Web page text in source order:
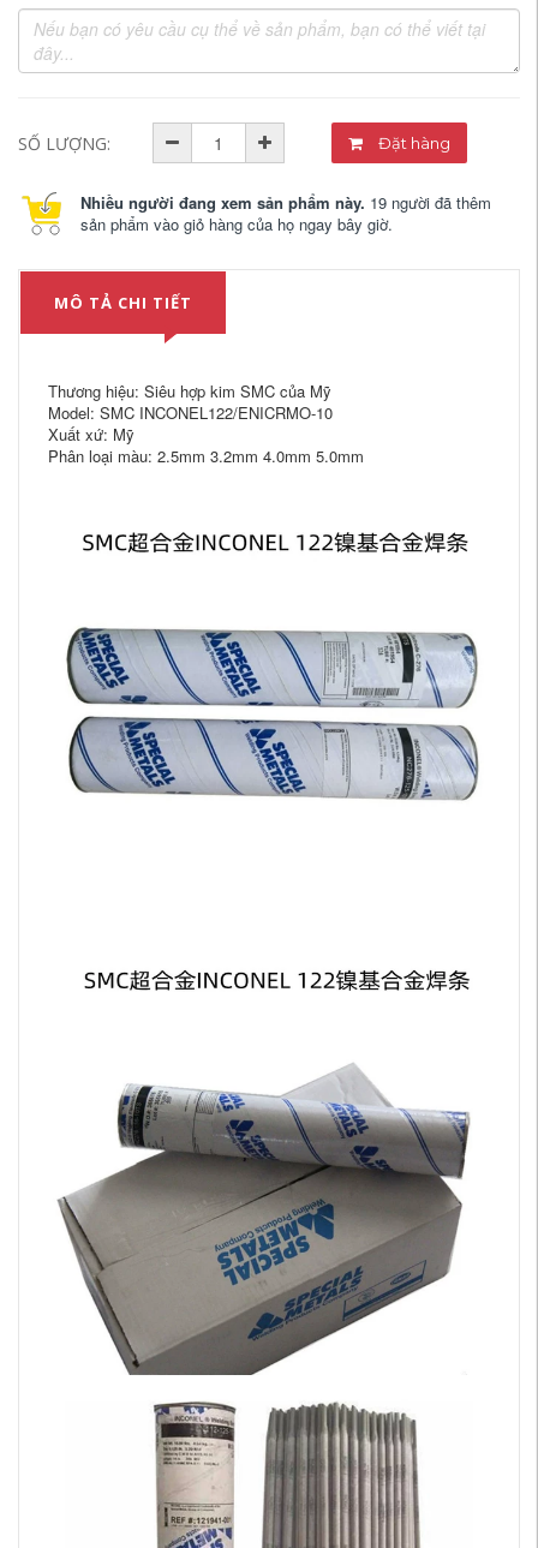
SỐ LƯỢNG: Đặt hàng
Nhiều người đang xem sản phẩm này. 19 người đã thêm
sản phẩm vào giỏ hàng của họ ngay bây giờ.
MÔ TẢ CHI TIẾT
Thương hiệu: Siêu hợp kim SMC của Mỹ
Model: SMC INCONEL122/ENICRMO-10
Xuất xứ: Mỹ
Phân loại màu: 2.5mm 3.2mm 4.0mm 5.0mm